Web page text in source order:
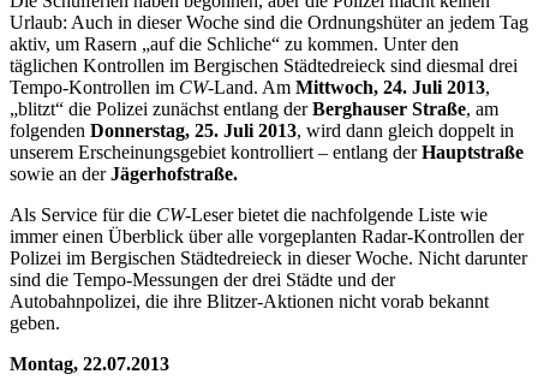
Urlaub: Auch in dieser Woche sind die Ordnungshüter an jedem Tag
aktiv, um Rasern „auf die Schliche“ zu kommen. Unter den
täglichen Kontrollen im Bergischen Städtedreieck sind diesmal drei
Tempo-Kontrollen im CW-Land. Am Mittwoch, 24. Juli 2013,
„blitzt“ die Polizei zunächst entlang derBerghauser Straße, am
folgenden Donnerstag, 25. Juli 2013, wird dann gleich doppelt in
unserem Erscheinungsgebiet kontrolliert – entlang derHauptstraße
sowie an derJägerhofstraße.
Als Service für die CW-Leser bietet die nachfolgende Liste wie
immer einen Überblick über alle vorgeplanten Radar-Kontrollen der
Polizei im Bergischen Städtedreieck in dieser Woche. Nicht darunter
sind die Tempo-Messungen der drei Städte und der
Autobahnpolizei, die ihre Blitzer-Aktionen nicht vorab bekannt
geben.
Montag, 22.07.2013